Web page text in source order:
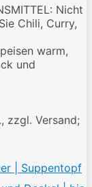
Nicht
Chili, Curry,
warm,
und
zzgl. Versand;